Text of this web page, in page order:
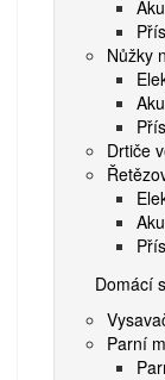
Nůžky
Drtiče
Domácí
Parní